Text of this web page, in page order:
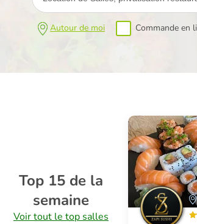
Autour de moi Commande en
Top 15 de la
semaine
Voir tout le top salles